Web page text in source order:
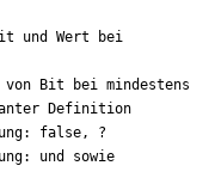
und Wert bei
von Bit bei mindestens
und sowie